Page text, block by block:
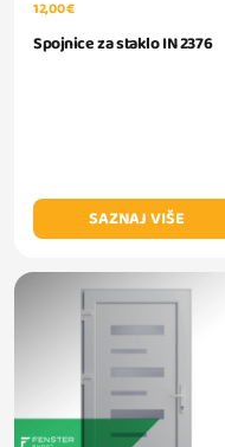
12,00 €
Spojnice za staklo IN 2376
SAZNAJ VIŠE